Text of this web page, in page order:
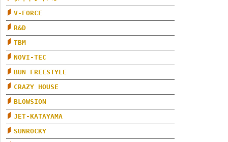
V-FORCE
R&D
TBM
NOVI-TEC
BUN FREESTYLE
CRAZY HOUSE
BLOWSION
JET-KATAYAMA
SUNROCKY